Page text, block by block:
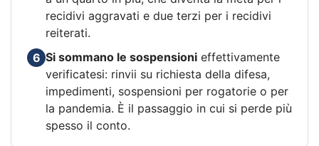
recidivi aggravati e due terzi per i recidivi
reiterati.
6 Si sommano le sospensioni effettivamente
verificatesi: rinvii su richiesta della difesa,
impedimenti, sospensioni per rogatorie o per
la pandemia. È il passaggio in cui si perde più
spesso il conto.